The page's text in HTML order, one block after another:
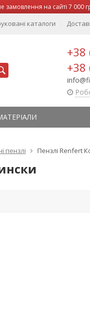
замовлення на сайті 7 000
каталоги
+38
+38
пензлі Пензлі Renfert